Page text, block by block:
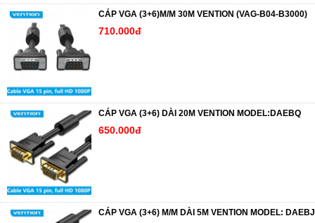
CÁP VGA (3+6)M/M 30M VENTION (VAG-B04-B3000)
710.000đ
CÁP VGA (3+6) DÀI 20M VENTION MODEL:DAEBQ
650.000đ
CÁP VGA (3+6) M/M DÀI 5M VENTION MODEL: DAEBJ